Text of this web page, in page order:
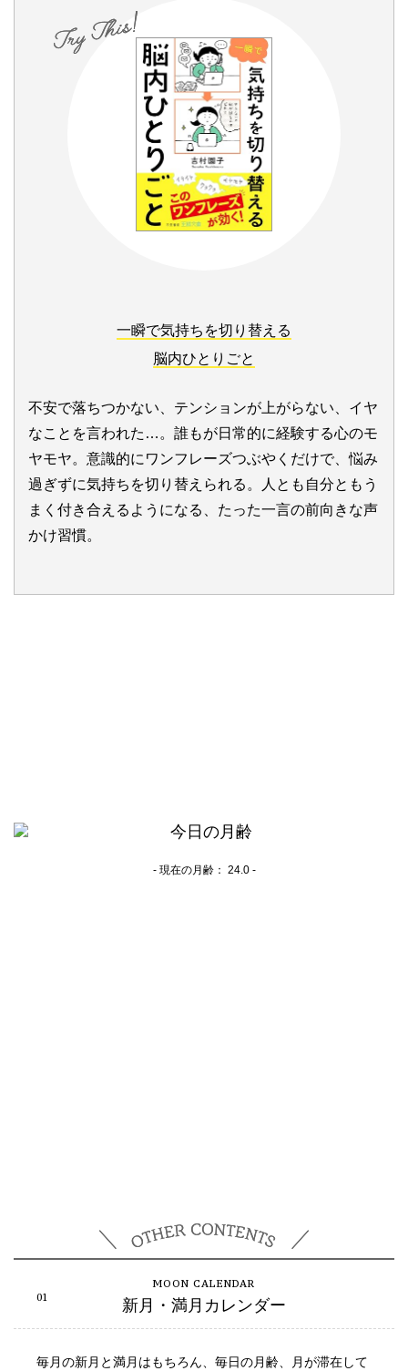
一瞬で気持ちを切り替える
脳内ひとりごと
不安で落ちつかない、テンションが上がらない、イヤ
なことを言われた…。誰もが日常的に経験する心のモ
ヤモヤ。意識的にワンフレーズつぶやくだけで、悩み
過ぎずに気持ちを切り替えられる。人とも自分ともう
まく付き合えるようになる、たった一言の前向きな声
かけ習慣。
- 現在の月齢： 24.0 -
新月・満月カレンダー
毎月の新月と満月はもちろん、毎日の月齢、月が滞在して